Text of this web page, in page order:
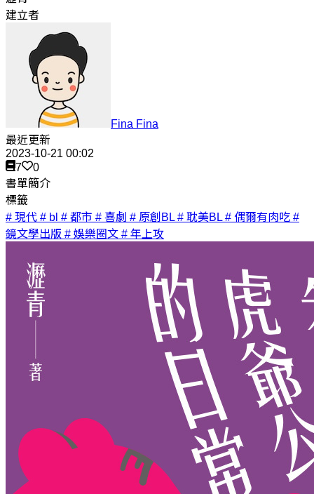
建立者
Fina Fina
最近更新
2023-10-21 00:02
7
0
書單簡介
標籤
# 現代 # bl # 都市 # 喜劇 # 原創BL # 耽美BL # 偶爾有肉吃 #
鏡文學出版 # 娛樂圈文 # 年上攻